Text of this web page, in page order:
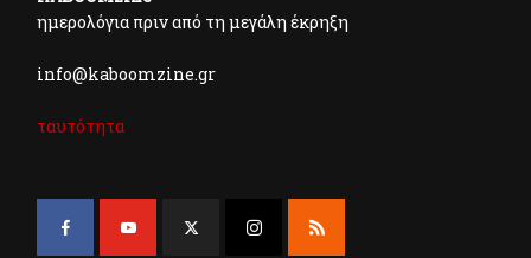
ημερολόγια πριν από τη μεγάλη έκρηξη
info@kaboomzine.gr
ταυτότητα